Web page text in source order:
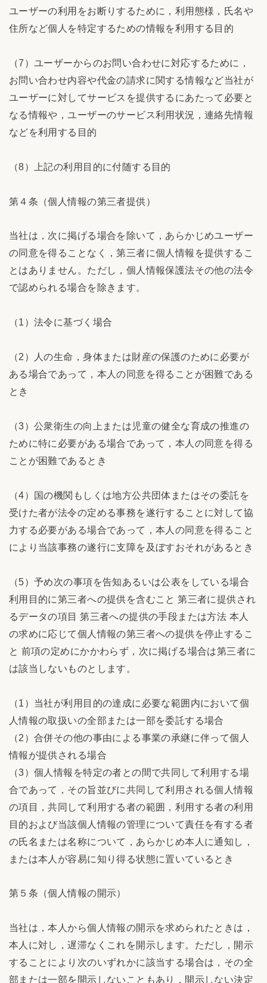
ユーザーの利用をお断りするために，利用態様，氏名や
住所など個人を特定するための情報を利用する目的
（7）ユーザーからのお問い合わせに対応するために，
お問い合わせ内容や代金の請求に関する情報など当社が
ユーザーに対してサービスを提供するにあたって必要と
なる情報や，ユーザーのサービス利用状況，連絡先情報
などを利用する目的
（8）上記の利用目的に付随する目的
第４条（個人情報の第三者提供）
当社は，次に掲げる場合を除いて，あらかじめユーザー
の同意を得ることなく，第三者に個人情報を提供するこ
とはありません。ただし，個人情報保護法その他の法令
で認められる場合を除きます。
（1）法令に基づく場合
（2）人の生命，身体または財産の保護のために必要が
ある場合であって，本人の同意を得ることが困難である
とき
（3）公衆衛生の向上または児童の健全な育成の推進の
ために特に必要がある場合であって，本人の同意を得る
ことが困難であるとき
（4）国の機関もしくは地方公共団体またはその委託を
受けた者が法令の定める事務を遂行することに対して協
力する必要がある場合であって，本人の同意を得ること
により当該事務の遂行に支障を及ぼすおそれがあるとき
（5）予め次の事項を告知あるいは公表をしている場合
利用目的に第三者への提供を含むこと 第三者に提供され
るデータの項目 第三者への提供の手段または方法 本人
の求めに応じて個人情報の第三者への提供を停止するこ
と 前項の定めにかかわらず，次に掲げる場合は第三者に
は該当しないものとします。
（1）当社が利用目的の達成に必要な範囲内において個
人情報の取扱いの全部または一部を委託する場合
（2）合併その他の事由による事業の承継に伴って個人
情報が提供される場合
（3）個人情報を特定の者との間で共同して利用する場
合であって，その旨並びに共同して利用される個人情報
の項目，共同して利用する者の範囲，利用する者の利用
目的および当該個人情報の管理について責任を有する者
の氏名または名称について，あらかじめ本人に通知し，
または本人が容易に知り得る状態に置いているとき
第５条（個人情報の開示）
当社は，本人から個人情報の開示を求められたときは，
本人に対し，遅滞なくこれを開示します。ただし，開示
することにより次のいずれかに該当する場合は，その全
部または一部を開示しないこともあり，開示しない決定